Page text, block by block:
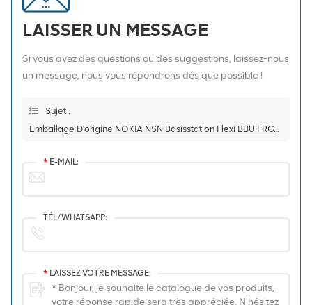
LAISSER UN MESSAGE
Si vous avez des questions ou des suggestions, laissez-nous
un message, nous vous répondrons dès que possible !
Sujet :
Emballage D'origine NOKIA NSN Basisstation Flexi BBU FRGY 472854A
* E-MAIL:
TÉL/WHATSAPP:
* LAISSEZ VOTRE MESSAGE: